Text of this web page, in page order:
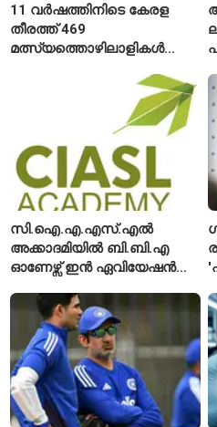
11 വർഷത്തിനിടെ കേരള
തീരത്ത് 469
മത്സ്യത്തൊഴിലാളികൾ
കാണാതായി, 47,773 പേരെ
സി.ഐ.എ.എസ്.എൽ
അക്കാദമിയിൽ ബി.ബി.എ
ഓണേഴ്സ് ഇൻ ഏവിയേഷൻ
ഈമാസം 12 വരെ